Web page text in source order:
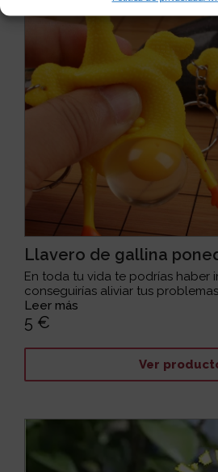
Llavero de gallina
En toda tu vida te podrías haber
conseguirías aliviar tus
Leer más
5 €
Ver